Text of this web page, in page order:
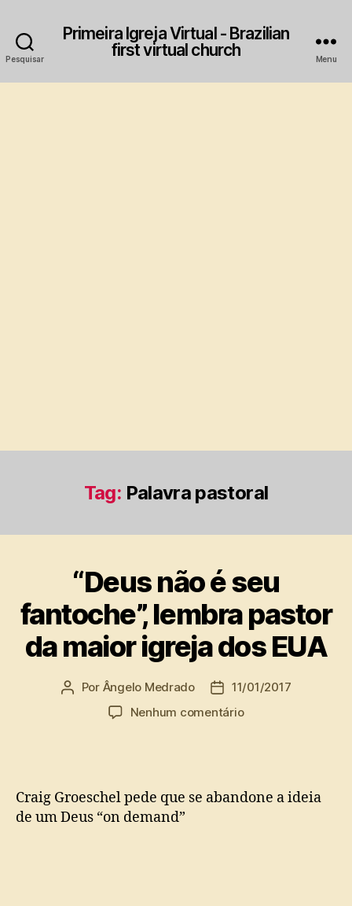
Pesquisar
Primeira Igreja Virtual - Brazilian
first virtual church
Menu
Tag: Palavra pastoral
“Deus não é seu
fantoche”, lembra pastor
da maior igreja dos EUA
Autor
Por Ângelo Medrado
Data
de
11/01/2017
Nenhum comentárioem
fantoche”,
Craig Groeschel pede que se abandone a ideia
de um Deus “on demand”